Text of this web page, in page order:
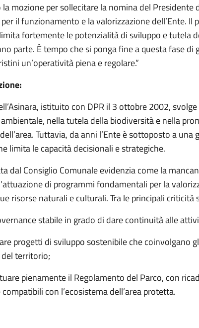
la mozione per sollecitare la nomina del Presidente
il funzionamento e la valorizzazione dell’Ente. Il
fortemente le potenzialità di sviluppo e tutela
parte. È tempo che si ponga fine a questa fase di
un’operatività piena e regolare.”
istituito con DPR il 3 ottobre 2002,
nella tutela della biodiversità e nella
Tuttavia, da anni l’Ente è sottoposto a una
limita le capacità decisionali e strategiche.
dal Consiglio Comunale evidenzia come la
di programmi fondamentali per la
risorse naturali e culturali. Tra le principali criticità
stabile in grado di dare continuità alle
progetti di sviluppo sostenibile che coinvolgano
territorio;
pienamente il Regolamento del Parco, con
con l’ecosistema dell’area protetta.